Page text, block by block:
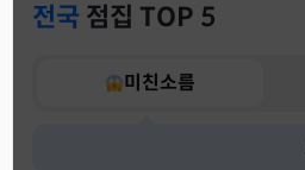
전국 점집 TOP 5
미친소름